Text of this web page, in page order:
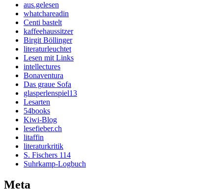
aus.gelesen
whatchareadin
Centi bastelt
kaffeehaussitzer
Birgit Böllinger
literaturleuchtet
Lesen mit Links
intellectures
Bonaventura
Das graue Sofa
glasperlenspiel13
Lesarten
54books
Kiwi-Blog
lesefieber.ch
litaffin
literaturkritik
S. Fischers 114
Suhrkamp-Logbuch
Meta